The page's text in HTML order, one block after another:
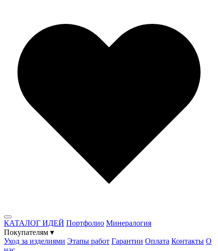
КАТАЛОГ ИДЕЙ Портфолио Минералогия
Покупателям ▾
Уход за изделиями Этапы работ Гарантии Оплата Контакты О